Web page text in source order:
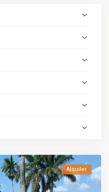
Alquiler